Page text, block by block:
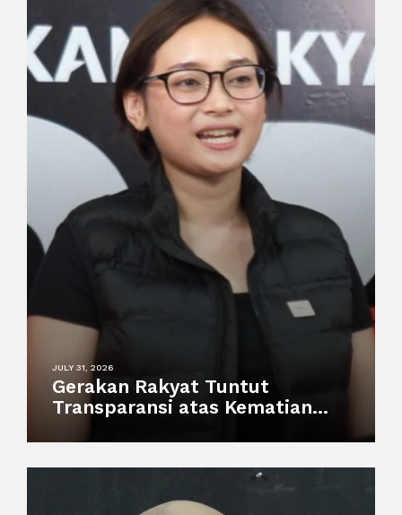
JULY 31, 2026
Gerakan Rakyat Tuntut
Transparansi atas Kematian
Semarang Zoo